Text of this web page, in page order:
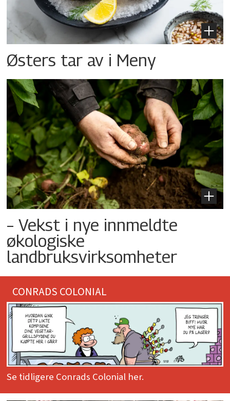
Østers tar av i Meny
– Vekst i nye innmeldte
økologiske
landbruksvirksomheter
CONRADS COLONIAL
Se tidligere Conrads Colonial her.